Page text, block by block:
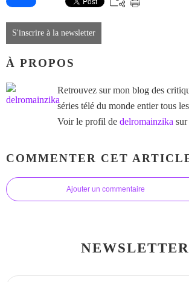
S'inscrire à la newsletter
À PROPOS
Retrouvez sur mon blog des
séries télé du monde entier tous
Voir le profil de delromainzika
COMMENTER CET
Ajouter un commentaire
NEWSLETTER